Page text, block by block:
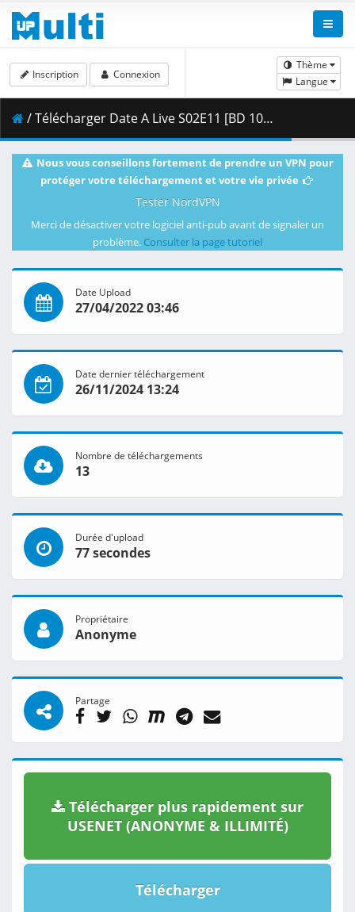
Thème
Langue
Inscription Connexion
/ Télécharger Date A Live S02E11 [BD 1080p HEVC 10bit FLAC] [Dual-Audio].mkv.003 ( 375.65 MB )
Nous vous conseillons fortement de prendre un VPN pour
protéger votre téléchargement et votre vie privée
Tester NordVPN
Merci de désactiver votre logiciel anti-pub avant de signaler un
problème. Consulter la page tutoriel
Date Upload
27/04/2022 03:46
Date dernier téléchargement
26/11/2024 13:24
Nombre de téléchargements
13
Durée d'upload
77 secondes
Propriétaire
Anonyme
Partage
Télécharger plus rapidement sur
USENET (ANONYME & ILLIMITÉ)
Télécharger